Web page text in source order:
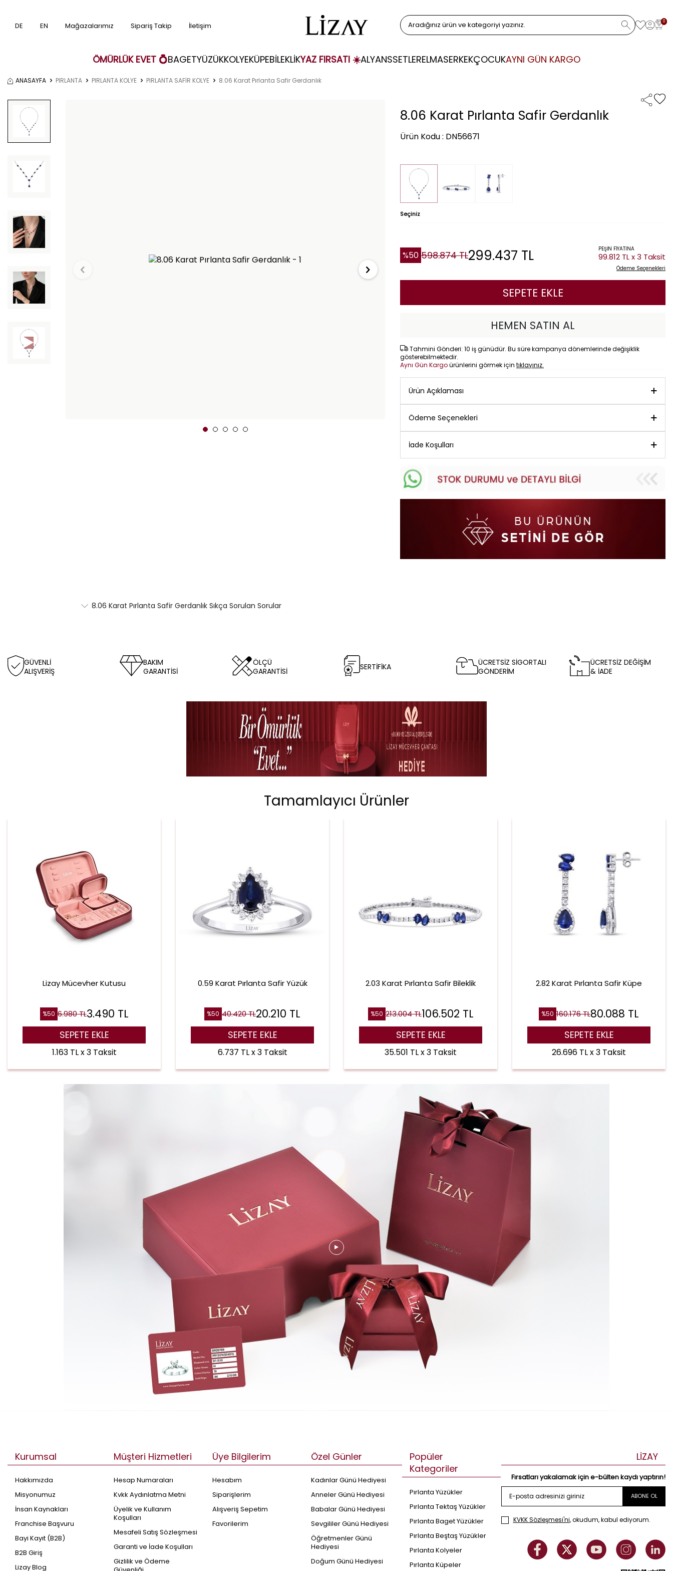
DE EN Mağazalarımız Sipariş Takip İletişim 0
ÖMÜRLÜK EVET 💍BAGETYÜZÜKKOLYEKÜPEBİLEKLİKYAZ FIRSATI ☀️ALYANSSETLERELMASERKEKÇOCUKAYNI GÜN KARGO
ANASAYFA PIRLANTA PIRLANTA KOLYE PIRLANTA SAFİR KOLYE 8.06 Karat Pırlanta Safir Gerdanlık
8.06 Karat Pırlanta Safir Gerdanlık
Ürün Kodu : DN56671
Seçiniz
%50 598.874TL299.437 TL PEŞİN FİYATINA
99.812 TL x 3 Taksit
Ödeme Seçenekleri
SEPETE EKLE
HEMEN SATIN AL
Tahmini Gönderi: 10 iş günüdür. Bu süre kampanya dönemlerinde değişiklik
gösterebilmektedir.
Aynı Gün Kargoürünlerini görmek için tıklayınız.
Ürün Açıklaması
Ödeme Seçenekleri
İade Koşulları
8.06 Karat Pırlanta Safir Gerdanlık Sıkça Sorulan Sorular
GÜVENLİ
ALIŞVERİŞ
BAKIM
GARANTİSİ
ÖLÇÜ
GARANTİSİ
SERTİFİKA
ÜCRETSİZ SİGORTALI
GÖNDERİM
ÜCRETSİZ DEĞİŞİM
& İADE
Tamamlayıcı Ürünler
Lizay Mücevher Kutusu
%50 6.980TL3.490 TL
SEPETE EKLE
1.163 TL x 3 Taksit
0.59 Karat Pırlanta Safir Yüzük
%50 40.420TL20.210 TL
SEPETE EKLE
6.737 TL x 3 Taksit
2.03 Karat Pırlanta Safir Bileklik
%50 213.004TL106.502 TL
SEPETE EKLE
35.501 TL x 3 Taksit
2.82 Karat Pırlanta Safir Küpe
%50 160.176TL80.088 TL
SEPETE EKLE
26.696 TL x 3 Taksit
Kurumsal
Hakkımızda
Misyonumuz
İnsan Kaynakları
Franchise Başvuru
Bayi Kayıt (B2B)
B2B Giriş
Lizay Blog
Müşteri Hizmetleri
Hesap Numaraları
Kvkk Aydınlatma Metni
Üyelik ve Kullanım
Koşulları
Mesafeli Satış Sözleşmesi
Garanti ve İade Koşulları
Gizlilik ve Ödeme
Üye Bilgilerim
Hesabım
Siparişlerim
Alışveriş Sepetim
Favorilerim
Özel Günler
Kadınlar Günü Hediyesi
Anneler Günü Hediyesi
Babalar Günü Hediyesi
Sevgililer Günü Hediyesi
Öğretmenler Günü
Hediyesi
Doğum Günü Hediyesi
Popüler
Kategoriler
Pırlanta Yüzükler
Pırlanta Tektaş Yüzükler
Pırlanta Baget Yüzükler
Pırlanta Beştaş Yüzükler
Pırlanta Kolyeler
Pırlanta Küpeler
LİZAY
Fırsatları yakalamak için e-bülten kaydı yaptırın!
ABONE OL
KVKK Sözleşmesi'ni, okudum, kabul ediyorum.